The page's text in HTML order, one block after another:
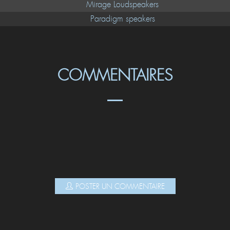
Mirage Loudspeakers
Paradigm speakers
COMMENTAIRES
POSTER UN COMMENTAIRE